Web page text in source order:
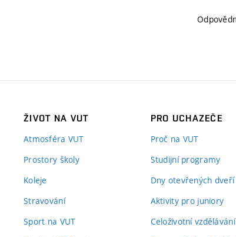
ŽIVOT NA VUT
Atmosféra VUT
Prostory školy
Koleje
Stravování
Sport na VUT
PRO UCHAZEČE
Proč na VUT
Studijní programy
Dny otevřených dveří
Aktivity pro juniory
Celoživotní vzdělávání